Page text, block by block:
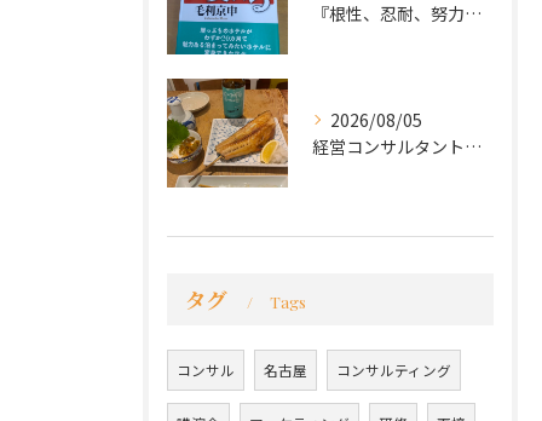
『根性、忍耐、努力という言葉は死語なのか』
2026/08/05
経営コンサルタントのモーちゃん・毛利京申です。
タグ Tags
コンサル 名古屋 コンサルティング